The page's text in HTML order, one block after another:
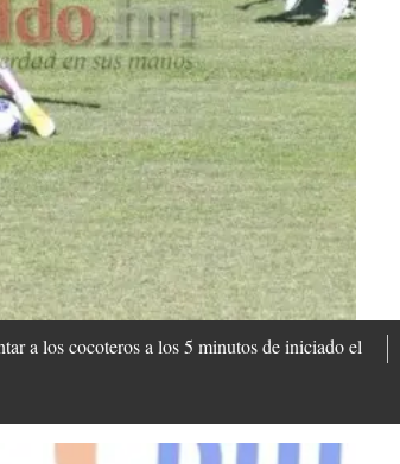
a los cocoteros a los 5 minutos de iniciado el